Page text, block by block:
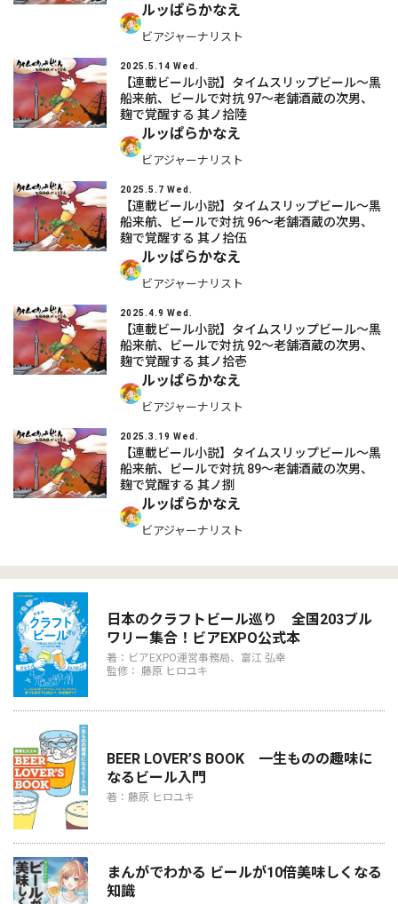
ルッぱらかなえ
ビアジャーナリスト
2025.5.14 Wed.
【連載ビール小説】タイムスリップビール～黒
船来航、ビールで対抗 97～老舗酒蔵の次男、
麹で覚醒する 其ノ拾陸
ルッぱらかなえ
ビアジャーナリスト
2025.5.7 Wed.
【連載ビール小説】タイムスリップビール～黒
船来航、ビールで対抗 96～老舗酒蔵の次男、
麹で覚醒する 其ノ拾伍
ルッぱらかなえ
ビアジャーナリスト
2025.4.9 Wed.
【連載ビール小説】タイムスリップビール～黒
船来航、ビールで対抗 92～老舗酒蔵の次男、
麹で覚醒する 其ノ拾壱
ルッぱらかなえ
ビアジャーナリスト
2025.3.19 Wed.
【連載ビール小説】タイムスリップビール～黒
船来航、ビールで対抗 89～老舗酒蔵の次男、
麹で覚醒する 其ノ捌
ルッぱらかなえ
ビアジャーナリスト
日本のクラフトビール巡り 全国203ブル
ワリー集合！ビアEXPO公式本
著：ビアEXPO運営事務局、富江 弘幸
監修： 藤原 ヒロユキ
BEER LOVER’S BOOK 一生ものの趣味に
なるビール入門
著：藤原 ヒロユキ
まんがでわかる ビールが10倍美味しくなる
知識